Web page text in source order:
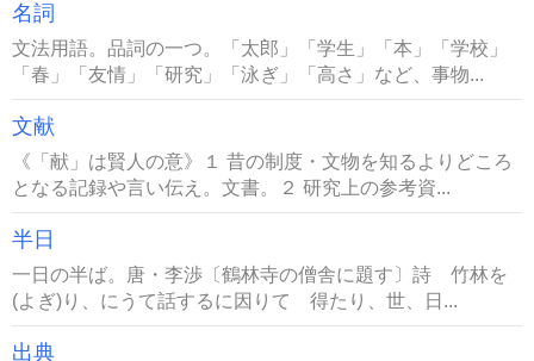
名詞
文法用語。品詞の一つ。「太郎」「学生」「本」「学校」
「春」「友情」「研究」「泳ぎ」「高さ」など、事物...
文献
《「献」は賢人の意》１ 昔の制度・文物を知るよりどころ
となる記録や言い伝え。文書。２ 研究上の参考資...
半日
一日の半ば。唐・李渉〔鶴林寺の僧舎に題す〕詩 竹林を
(よぎ)り、にうて話するに因りて 得たり、世、日...
出典